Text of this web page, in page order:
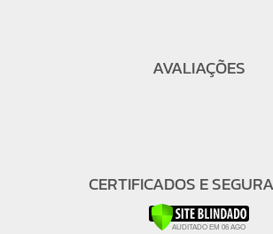
AVALIAÇÕES
CERTIFICADOS E